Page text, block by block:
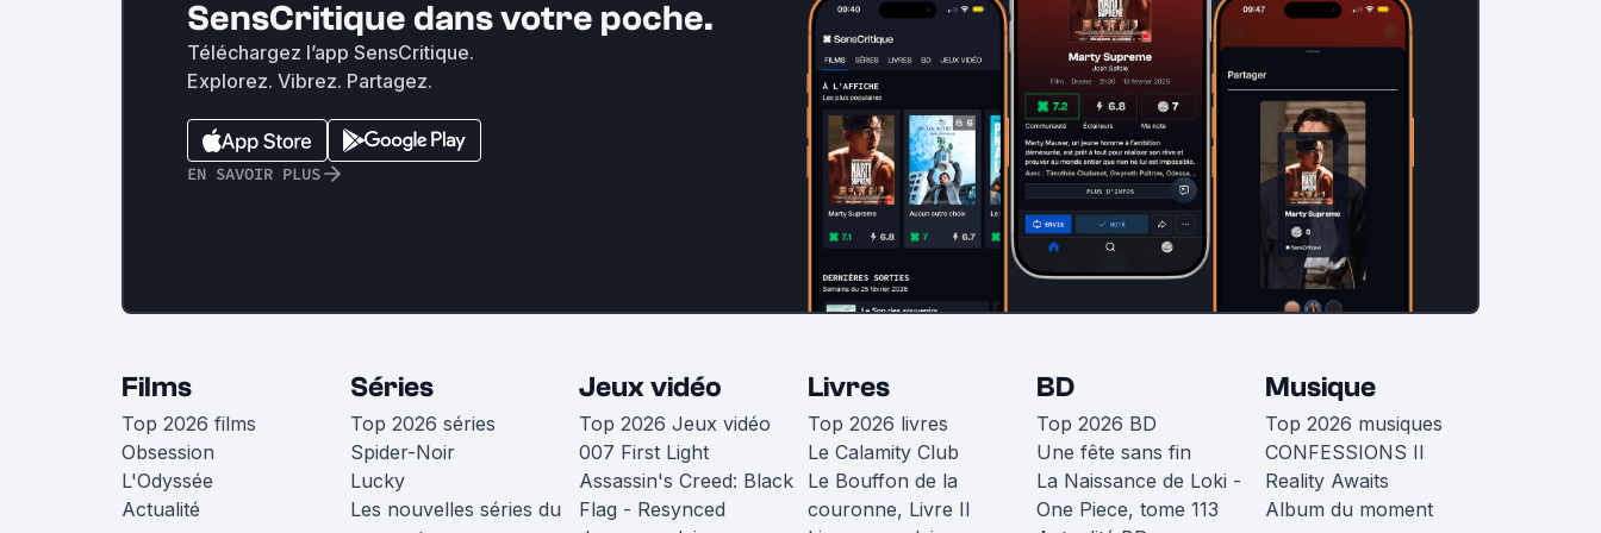
SensCritique dans votre poche.
Téléchargez l’app SensCritique.
Explorez. Vibrez. Partagez.
EN SAVOIR PLUS
Films
Top 2026 films
Obsession
L'Odyssée
Actualité
Séries
Top 2026 séries
Spider-Noir
Lucky
Les nouvelles séries du
Jeux vidéo
Top 2026 Jeux vidéo
007 First Light
Assassin's Creed: Black
Flag - Resynced
Livres
Top 2026 livres
Le Calamity Club
Le Bouffon de la
couronne, Livre II
BD
Top 2026 BD
Une fête sans fin
La Naissance de Loki -
One Piece, tome 113
Musique
Top 2026 musiques
CONFESSIONS II
Reality Awaits
Album du moment